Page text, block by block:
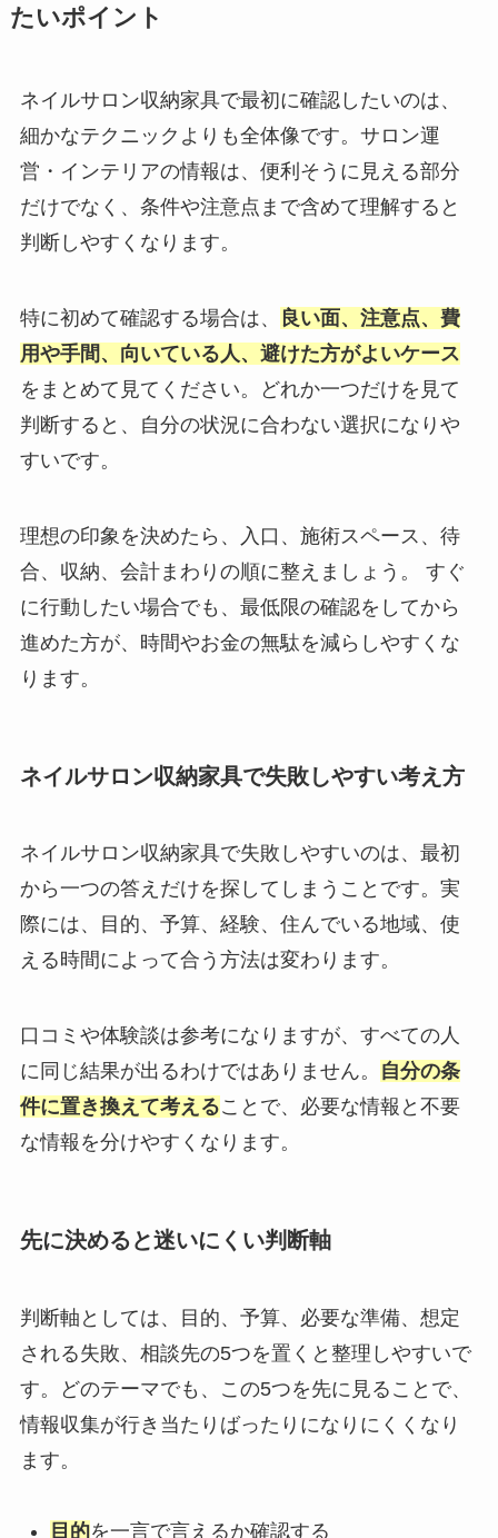
たいポイント
ネイルサロン収納家具で最初に確認したいのは、
細かなテクニックよりも全体像です。サロン運
営・インテリアの情報は、便利そうに見える部分
だけでなく、条件や注意点まで含めて理解すると
判断しやすくなります。
特に初めて確認する場合は、
良い面、注意点、費
用や手間、向いている人、避けた方がよいケース
をまとめて見てください。どれか一つだけを見て
判断すると、自分の状況に合わない選択になりや
すいです。
理想の印象を決めたら、入口、施術スペース、待
合、収納、会計まわりの順に整えましょう。 すぐ
に行動したい場合でも、最低限の確認をしてから
進めた方が、時間やお金の無駄を減らしやすくな
ります。
ネイルサロン収納家具で失敗しやすい考え方
ネイルサロン収納家具で失敗しやすいのは、最初
から一つの答えだけを探してしまうことです。実
際には、目的、予算、経験、住んでいる地域、使
える時間によって合う方法は変わります。
口コミや体験談は参考になりますが、すべての人
に同じ結果が出るわけではありません。
自分の条
件に置き換えて考えることで、必要な情報と不要
な情報を分けやすくなります。
先に決めると迷いにくい判断軸
判断軸としては、目的、予算、必要な準備、想定
される失敗、相談先の5つを置くと整理しやすいで
す。どのテーマでも、この5つを先に見ることで、
情報収集が行き当たりばったりになりにくくなり
ます。
目的を一言で言えるか確認する